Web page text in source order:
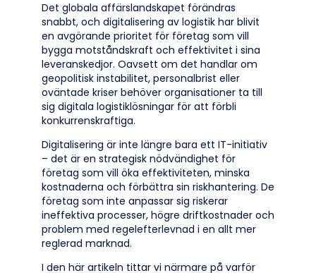
Det globala affärslandskapet förändras
snabbt, och digitalisering av logistik har blivit
en avgörande prioritet för företag som vill
bygga motståndskraft och effektivitet i sina
leveranskedjor. Oavsett om det handlar om
geopolitisk instabilitet, personalbrist eller
oväntade kriser behöver organisationer ta till
sig digitala logistiklösningar för att förbli
konkurrenskraftiga.
Digitalisering är inte längre bara ett IT-initiativ
– det är en strategisk nödvändighet för
företag som vill öka effektiviteten, minska
kostnaderna och förbättra sin riskhantering. De
företag som inte anpassar sig riskerar
ineffektiva processer, högre driftkostnader och
problem med regelefterlevnad i en allt mer
reglerad marknad.
I den här artikeln tittar vi närmare på varför